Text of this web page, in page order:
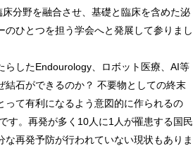
分野を融合させ、基礎と臨床を含めた泌
のひとつを担う学会へと発展して参りまし
したEndourology、ロボット医療、AI等
結石ができるのか？ 不要物としての終末
て有利になるよう意図的に作られるの
す。再発が多く10人に1人が罹患する国民
な再発予防が行われていない現状もありま